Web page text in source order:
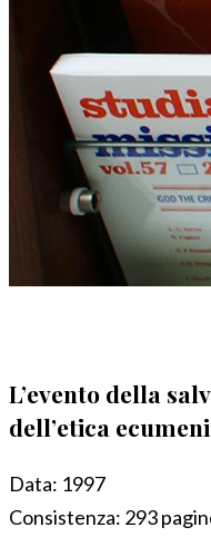
L’evento della
dell’etica
Data: 1997
Consistenza: 293